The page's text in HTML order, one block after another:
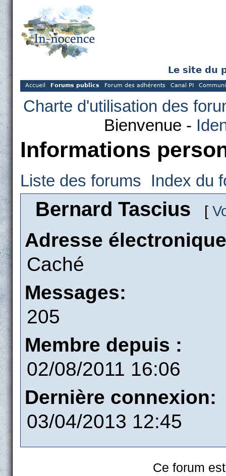
Le site du
Accueil Forums publics Forum des adhérents Canal PI
Charte d'utilisation des
Bienvenue -
Informations
Liste des forums Index du
Bernard Tascius [
Adresse
Caché
Messages:
205
Membre depuis :
02/08/2011 16:06
Dernière connexion:
03/04/2013 12:45
Ce forum